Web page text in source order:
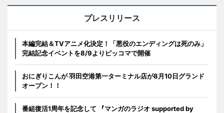
プレスリリース
本編完結＆TVアニメ化決定！「悪役のエンディングは死のみ」
完結記念イベントを8/9よりピッコマで開催
おにぎりこんが 羽田空港第一ターミナル店が8月10日グランド
オープン！！
番組復活1周年を記念して 『マンガのラジオ supported by